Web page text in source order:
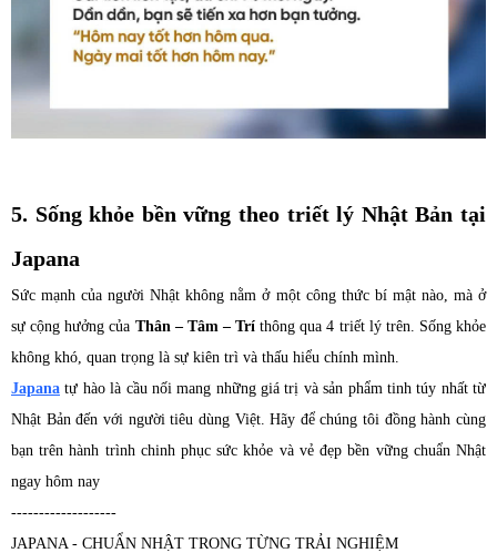
5. Sống khỏe bền vững theo triết lý Nhật Bản tại
Japana
Sức mạnh của người Nhật không nằm ở một công thức bí mật nào, mà ở
sự cộng hưởng của Thân – Tâm – Trí thông qua 4 triết lý trên. Sống khỏe
không khó, quan trọng là sự kiên trì và thấu hiểu chính mình.
Japana tự hào là cầu nối mang những giá trị và sản phẩm tinh túy nhất từ
Nhật Bản đến với người tiêu dùng Việt. Hãy để chúng tôi đồng hành cùng
bạn trên hành trình chinh phục sức khỏe và vẻ đẹp bền vững chuẩn Nhật
ngay hôm nay
-------------------
JAPANA - CHUẨN NHẬT TRONG TỪNG TRẢI NGHIỆM